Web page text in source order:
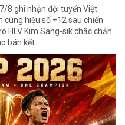
8 ghi nhận đội tuyển Việt
cùng hiệu số +12 sau chiến
HLV Kim Sang-sik chắc chắn
bán kết.